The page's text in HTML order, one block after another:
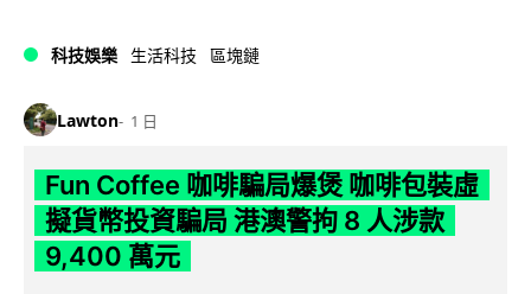
科技娛樂 生活科技 區塊鏈
Lawton 1 日
Fun Coffee 咖啡騙局爆煲 咖啡包裝虛
擬貨幣投資騙局 港澳警拘 8 人涉款
9,400 萬元